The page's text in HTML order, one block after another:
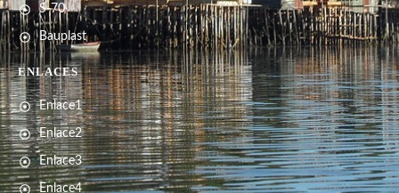
S-70
Bauplast
ENLACES
Enlace1
Enlace2
Enlace3
Enlace4